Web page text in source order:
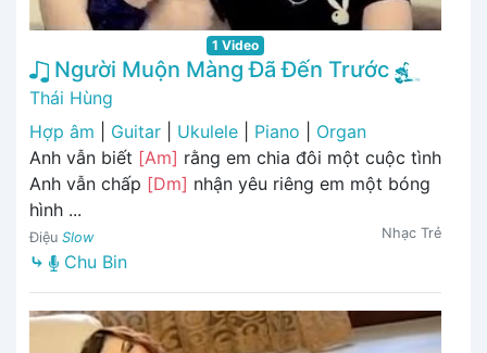
1 Video
Người Muộn Màng Đã Đến Trước
Thái Hùng
Hợp âm
Guitar Ukulele Piano
Organ
Anh vẫn biết [Am] rằng em chia đôi một cuộc tình
Anh vẫn chấp [Dm] nhận yêu riêng em một bóng
hình ...
Điệu Slow Nhạc Trẻ
⤷ Chu Bin